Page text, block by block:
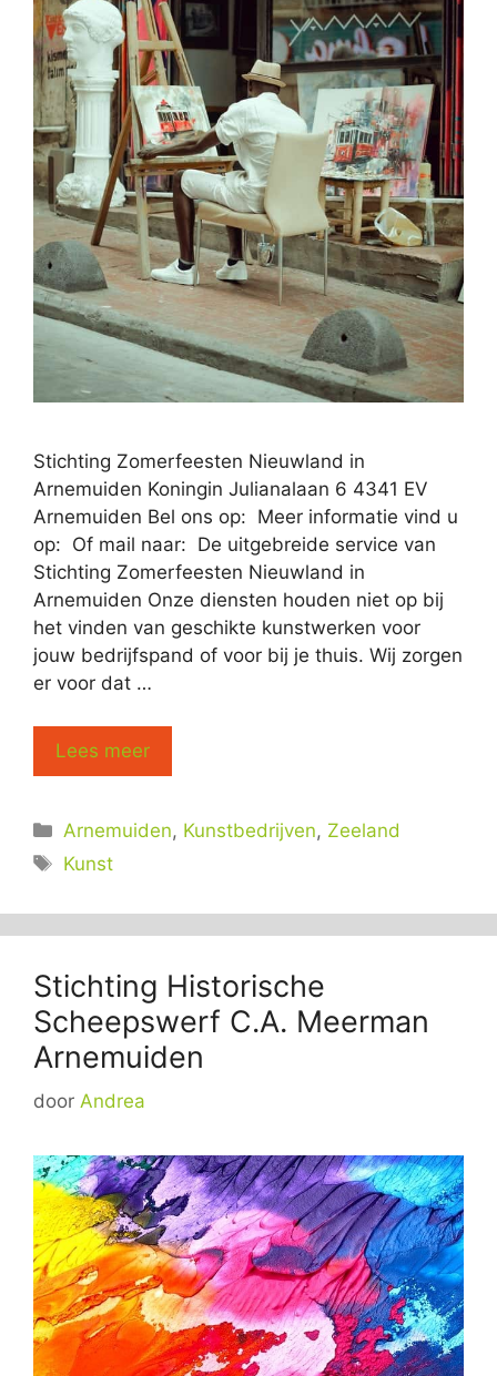
Stichting Zomerfeesten Nieuwland in
Arnemuiden Koningin Julianalaan 6 4341 EV
Arnemuiden Bel ons op: Meer informatie vind u
op: Of mail naar: De uitgebreide service van
Stichting Zomerfeesten Nieuwland in
Arnemuiden Onze diensten houden niet op bij
het vinden van geschikte kunstwerken voor
jouw bedrijfspand of voor bij je thuis. Wij zorgen
er voor dat …
Lees meer
Categorieën
Arnemuiden, Kunstbedrijven, Zeeland
Tags
Kunst
Stichting Historische
Scheepswerf C.A. Meerman
Arnemuiden
door Andrea